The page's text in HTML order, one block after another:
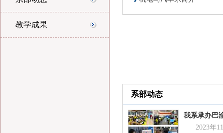
教学成果
系部动态
我系承办巴
2023年